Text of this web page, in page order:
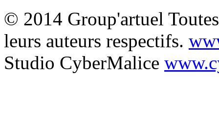
© 2014 Group'artuel
leurs auteurs respectifs.
Studio CyberMalice